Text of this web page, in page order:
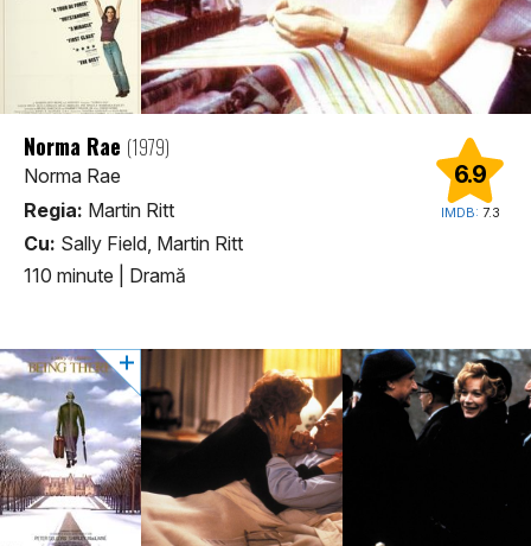
6.9
IMDB: 7.3
Norma Rae (1979)
Norma Rae
Regia: Martin Ritt
Cu: Sally Field, Martin Ritt
110 minute
Dramă